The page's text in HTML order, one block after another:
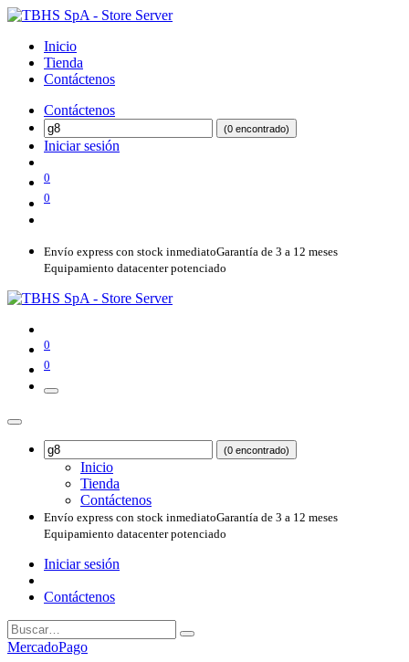
Inicio
Tienda
Contáctenos
Contáctenos
(0 encontrado)
Iniciar sesión
0
0
Envío express con stock inmediatoGarantía de 3 a 12 meses
Equipamiento datacenter potenciado
0
0
(0 encontrado)
Inicio
Tienda
Contáctenos
Envío express con stock inmediatoGarantía de 3 a 12 meses
Equipamiento datacenter potenciado
Iniciar sesión
Contáctenos
MercadoPago